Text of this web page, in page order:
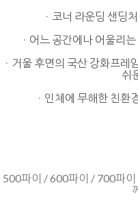
ㆍ코너 라운딩 샌딩
ㆍ어느 공간에나 어울리
ㆍ거울 후면의 국산 강화프
쉬
ㆍ인체에 무해한 친환
500파이 / 600파이 / 700파